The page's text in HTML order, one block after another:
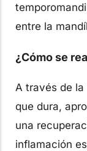
entre la
¿Cómo se
A través de
que dura,
una
inflamación